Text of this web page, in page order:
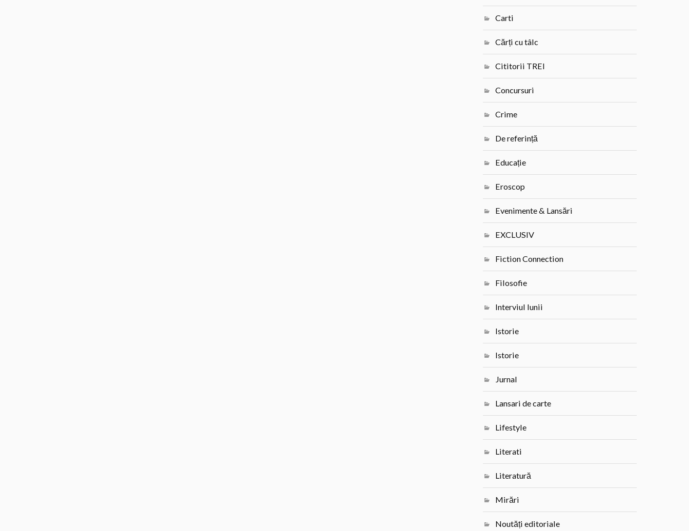
Carti
Cărți cu tâlc
Cititorii TREI
Concursuri
Crime
De referință
Educație
Eroscop
Evenimente & Lansări
EXCLUSIV
Fiction Connection
Filosofie
Interviul lunii
Istorie
Istorie
Jurnal
Lansari de carte
Lifestyle
Literati
Literatură
Mirări
Noutăți editoriale